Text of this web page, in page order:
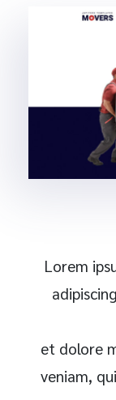
Lorem
et dolore
veniam,